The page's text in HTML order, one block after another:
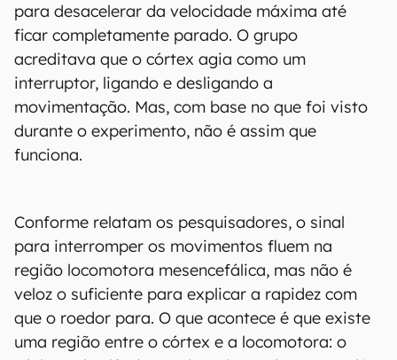
para desacelerar da velocidade máxima até
ficar completamente parado. O grupo
acreditava que o córtex agia como um
interruptor, ligando e desligando a
movimentação. Mas, com base no que foi visto
durante o experimento, não é assim que
funciona.
Conforme relatam os pesquisadores, o sinal
para interromper os movimentos fluem na
região locomotora mesencefálica, mas não é
veloz o suficiente para explicar a rapidez com
que o roedor para. O que acontece é que existe
uma região entre o córtex e a locomotora: o